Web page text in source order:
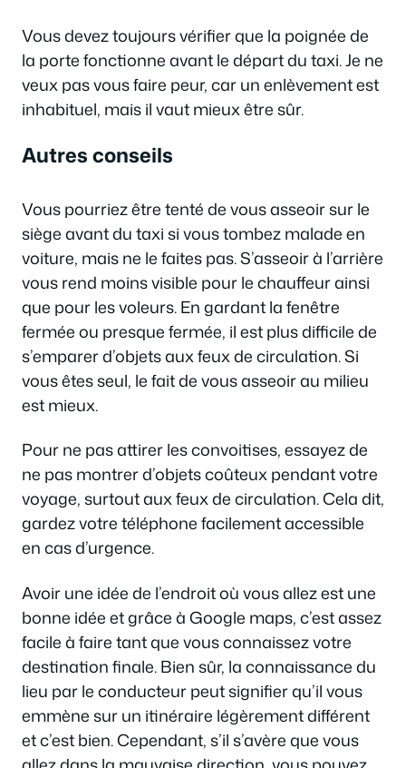
Vous devez toujours vérifier que la poignée de
la porte fonctionne avant le départ du taxi. Je ne
veux pas vous faire peur, car un enlèvement est
inhabituel, mais il vaut mieux être sûr.
Autres conseils
Vous pourriez être tenté de vous asseoir sur le
siège avant du taxi si vous tombez malade en
voiture, mais ne le faites pas. S’asseoir à l’arrière
vous rend moins visible pour le chauffeur ainsi
que pour les voleurs. En gardant la fenêtre
fermée ou presque fermée, il est plus difficile de
s’emparer d’objets aux feux de circulation. Si
vous êtes seul, le fait de vous asseoir au milieu
est mieux.
Pour ne pas attirer les convoitises, essayez de
ne pas montrer d’objets coûteux pendant votre
voyage, surtout aux feux de circulation. Cela dit,
gardez votre téléphone facilement accessible
en cas d’urgence.
Avoir une idée de l’endroit où vous allez est une
bonne idée et grâce à Google maps, c’est assez
facile à faire tant que vous connaissez votre
destination finale. Bien sûr, la connaissance du
lieu par le conducteur peut signifier qu’il vous
emmène sur un itinéraire légèrement différent
et c’est bien. Cependant, s’il s’avère que vous